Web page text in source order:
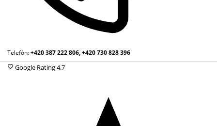
Telefón:+420 387 222 806, +420 730 828 396
Google Rating4.7